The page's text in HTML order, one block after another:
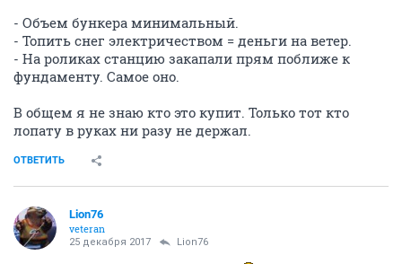
- Объем бункера минимальный.
- Топить снег электричеством = деньги на ветер.
- На роликах станцию закапали прям поближе к
фундаменту. Самое оно.
В общем я не знаю кто это купит. Только тот кто
лопату в руках ни разу не держал.
ОТВЕТИТЬ
Lion76
veteran
25 декабря 2017 Lion76